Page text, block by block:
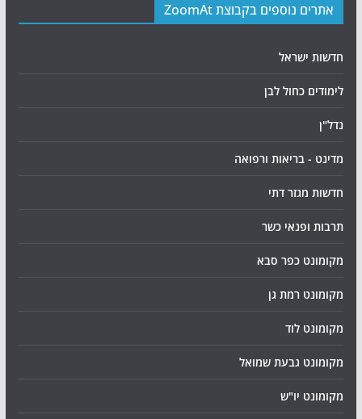
אתרים נוספים בקבוצת ZoomAt
חדשות ישראל
לימודים כחול לבן
נדל"ן
מדינט - בריאות ורפואה
חדשות מגזר דתי
תרבות ופנאי כשר
מקומונט כפר סבא
מקומונט רמת גן
מקומונט לוד
מקומונט גבעת שמואל
מקומונט יו"ש